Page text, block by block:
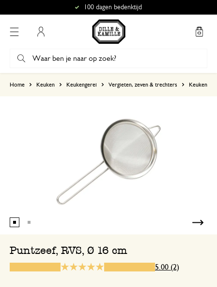
100 dagen bedenktijd
Home Keuken Keukengerei Vergieten, zeven & trechters
Puntzeef, RVS, Ø 16 cm
5.00 (2)
5
Degel